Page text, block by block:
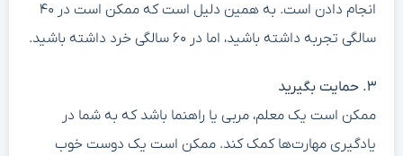
انجام دادن است. به همین دلیل است که ممکن است در ۴۰
سالگی تجربه داشته باشید، اما در ۶۰ سالگی خرد داشته باشید.
۳. حمایت بگیرید
ممکن است یک معلم، مربی یا راهنما باشد که به شما در
یادگیری مهارت‌ها کمک کند. ممکن است یک دوست خوب